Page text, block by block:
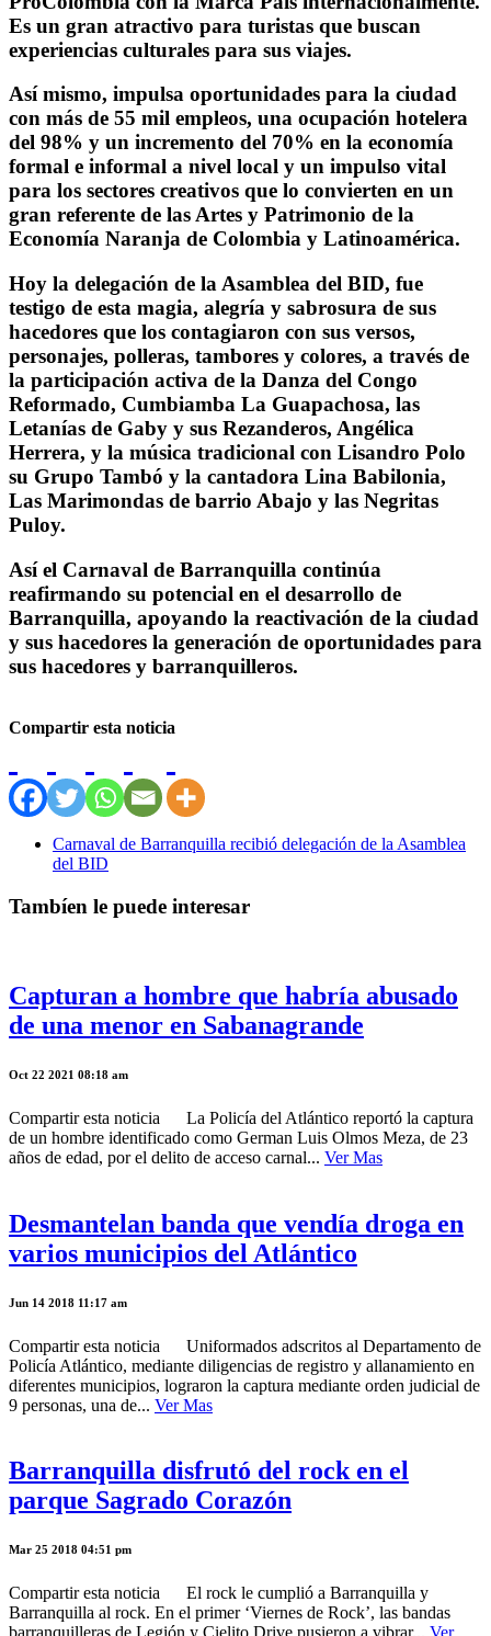
Es un gran atractivo para turistas que buscan
experiencias culturales para sus viajes.
Así mismo, impulsa oportunidades para la ciudad
con más de 55 mil empleos, una ocupación hotelera
del 98% y un incremento del 70% en la economía
formal e informal a nivel local y un impulso vital
para los sectores creativos que lo convierten en un
gran referente de las Artes y Patrimonio de la
Economía Naranja de Colombia y Latinoamérica.
Hoy la delegación de la Asamblea del BID, fue
testigo de esta magia, alegría y sabrosura de sus
hacedores que los contagiaron con sus versos,
personajes, polleras, tambores y colores, a través de
la participación activa de la Danza del Congo
Reformado, Cumbiamba La Guapachosa, las
Letanías de Gaby y sus Rezanderos, Angélica
Herrera, y la música tradicional con Lisandro Polo
su Grupo Tambó y la cantadora Lina Babilonia,
Las Marimondas de barrio Abajo y las Negritas
Puloy.
Así el Carnaval de Barranquilla continúa
reafirmando su potencial en el desarrollo de
Barranquilla, apoyando la reactivación de la ciudad
y sus hacedores la generación de oportunidades para
sus hacedores y barranquilleros.
Compartir esta noticia
Carnaval de Barranquilla recibió delegación de la Asamblea
del BID
Tambíen le puede interesar
Capturan a hombre que habría abusado
de una menor en Sabanagrande
Oct 22 2021 08:18 am
Compartir esta noticia La Policía del Atlántico reportó la captura
de un hombre identificado como German Luis Olmos Meza, de 23
años de edad, por el delito de acceso carnal... Ver Mas
Desmantelan banda que vendía droga en
varios municipios del Atlántico
Jun 14 2018 11:17 am
Compartir esta noticia Uniformados adscritos al Departamento de
Policía Atlántico, mediante diligencias de registro y allanamiento en
diferentes municipios, lograron la captura mediante orden judicial de
9 personas, una de... Ver Mas
Barranquilla disfrutó del rock en el
parque Sagrado Corazón
Mar 25 2018 04:51 pm
Compartir esta noticia El rock le cumplió a Barranquilla y
Barranquilla al rock. En el primer ‘Viernes de Rock’, las bandas